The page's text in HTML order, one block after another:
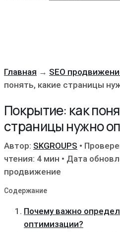
Главная → SEO
понять, какие страницы
Покрытие: как
страницы нужно
Автор: SKGROUPS •
чтения: 4 мин • Дата
продвижение
Содержание
Почему важно
оптимизации?